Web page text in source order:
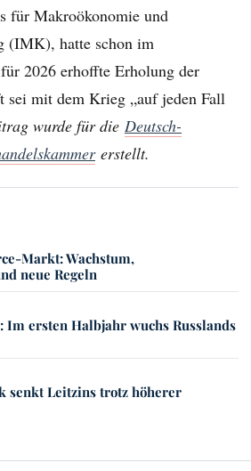
für Makroökonomie und
(IMK), hatte schon im
2026 erhoffte Erholung der
sei mit dem Krieg „auf jeden Fall
wurde für die Deutsch-
erstellt.
Markt: Wachstum,
neue Regeln
Im ersten Halbjahr wuchs Russlands
senkt Leitzins trotz höherer